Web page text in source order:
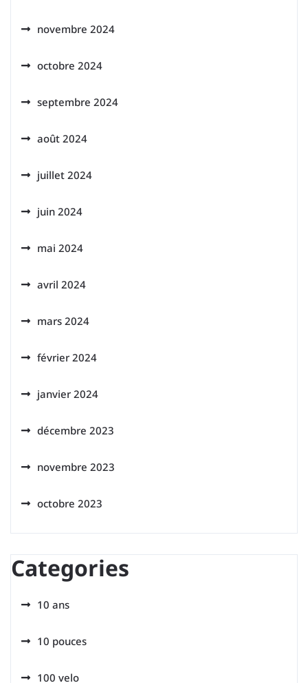
novembre 2024
octobre 2024
septembre 2024
août 2024
juillet 2024
juin 2024
mai 2024
avril 2024
mars 2024
février 2024
janvier 2024
décembre 2023
novembre 2023
octobre 2023
Categories
10 ans
10 pouces
100 velo